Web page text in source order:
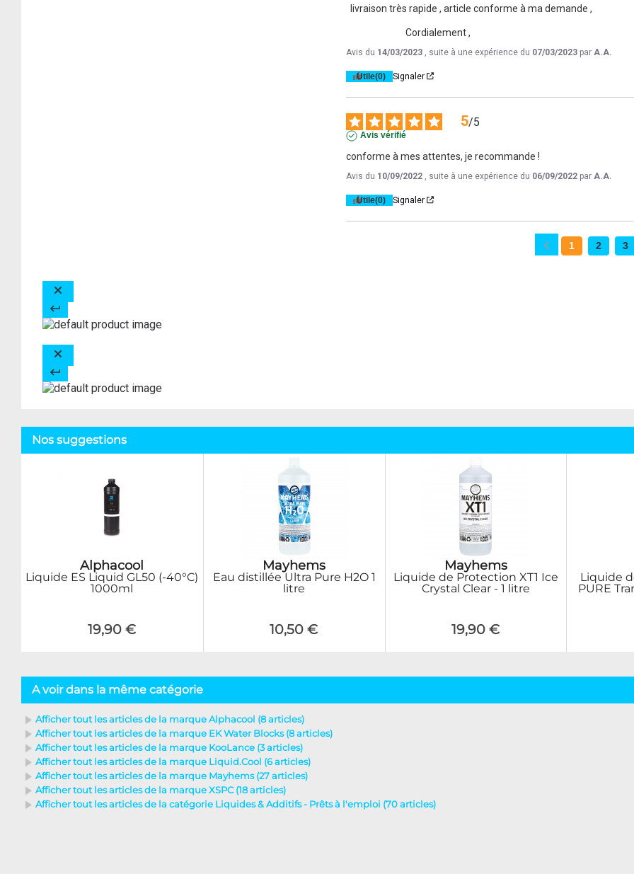
                            Cordialement ,
Avis du 14/03/2023 , suite à une expérience du 07/03/2023 parA.A.
Utile(0) Signaler
5/5
Avis vérifié
conforme à mes attentes, je recommande !
Avis du 10/09/2022 , suite à une expérience du 06/09/2022 parA.A.
Utile(0) Signaler
1 2 3
Nos suggestions
Alphacool
Liquide ES Liquid GL50 (-40°C)
1000ml
19,90 €
Mayhems
Eau distillée Ultra Pure H2O 1
litre
10,50 €
Mayhems
Liquide de Protection XT1 Ice
Crystal Clear - 1 litre
19,90 €
Liquide
PURE
A voir dans la même catégorie
Afficher tout les articles de la marque Alphacool (8 articles)
Afficher tout les articles de la marque EK Water Blocks (8 articles)
Afficher tout les articles de la marque KooLance (3 articles)
Afficher tout les articles de la marque Liquid.Cool (6 articles)
Afficher tout les articles de la marque Mayhems (27 articles)
Afficher tout les articles de la marque XSPC (18 articles)
Afficher tout les articles de la catégorie Liquides & Additifs - Prêts à l'emploi (70 articles)